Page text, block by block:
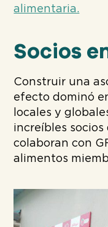
alimentaria.
Socios
Construir una
efecto dominó
locales y
increíbles
colaboran con
alimentos